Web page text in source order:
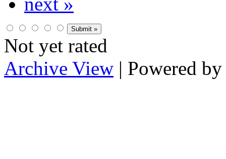
Not yet rated
Archive View | Powered